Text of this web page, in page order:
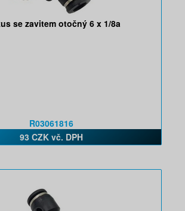
se zavitem otočný 6 x 1/8a
R03061816
93 CZK vč. DPH